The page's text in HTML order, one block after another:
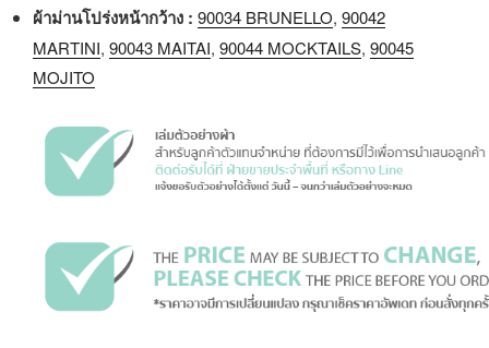
ผ้าม่านโปร่งหน้ากว้าง : 90034 BRUNELLO, 90042
MARTINI, 90043 MAITAI, 90044 MOCKTAILS, 90045
MOJITO